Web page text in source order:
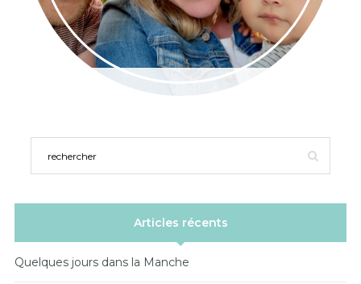
Articles récents
Quelques jours dans la Manche